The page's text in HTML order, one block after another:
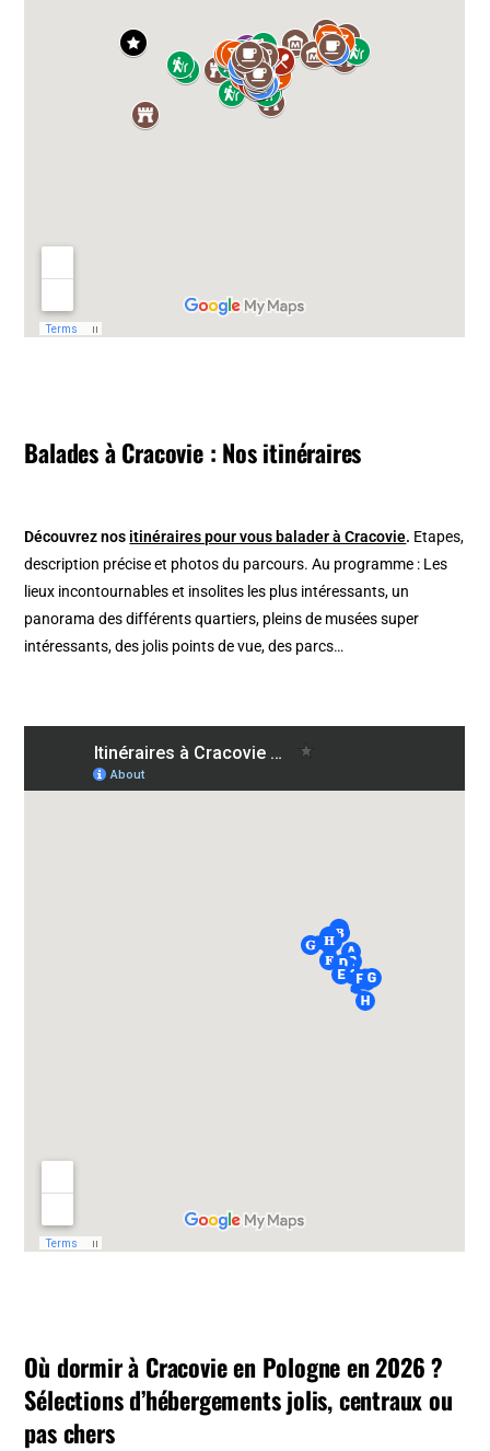
Balades à Cracovie : Nos itinéraires
Découvrez nos itinéraires pour vous balader à Cracovie. Etapes,
description précise et photos du parcours. Au programme : Les
lieux incontournables et insolites les plus intéressants, un
panorama des différents quartiers, pleins de musées super
intéressants, des jolis points de vue, des parcs…
Où dormir à Cracovie en Pologne en 2026 ?
Sélections d’hébergements jolis, centraux ou
pas chers